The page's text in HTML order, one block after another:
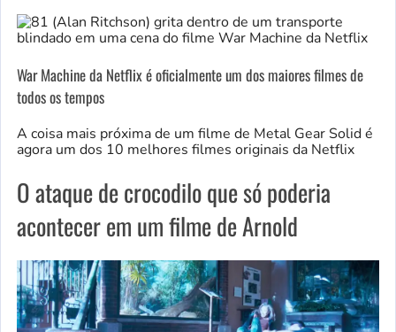
War Machine da Netflix é oficialmente um dos maiores filmes de
todos os tempos
A coisa mais próxima de um filme de Metal Gear Solid é
agora um dos 10 melhores filmes originais da Netflix
O ataque de crocodilo que só poderia
acontecer em um filme de Arnold